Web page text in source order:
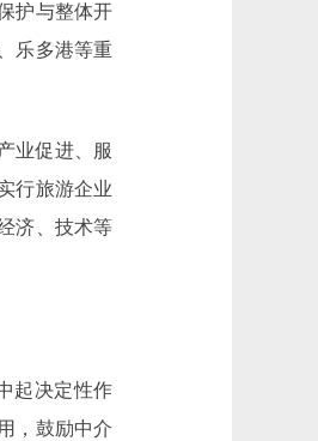
护与整体开
乐多港等重
业促进、服
行旅游企业
济、技术等
起决定性作
，鼓励中介